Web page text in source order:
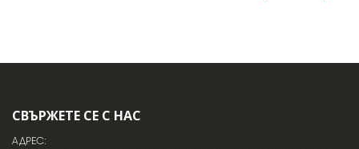
СВЪРЖЕТЕ СЕ С НАС
АДРЕС: